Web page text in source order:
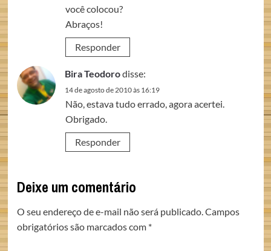
você colocou?
Abraços!
Responder
Bira Teodorodisse:
14 de agosto de 2010 às 16:19
Não, estava tudo errado, agora acertei.
Obrigado.
Responder
Deixe um comentário
O seu endereço de e-mail não será publicado.Campos
obrigatórios são marcados com *